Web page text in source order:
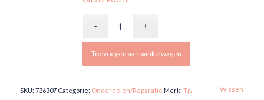
Wissen
Toevoegen aan winkelwagen
SKU: 736307 Categorie: Onderdelen/Reparatie Merk: Tjv